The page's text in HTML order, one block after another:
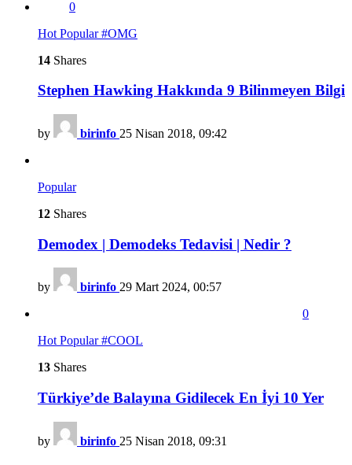
0
Hot Popular#OMG
14 Shares
Stephen Hawking Hakkında 9 Bilinmeyen Bilgi
by birinfo 25 Nisan 2018, 09:42
Popular
12 Shares
Demodex | Demodeks Tedavisi | Nedir ?
by birinfo 29 Mart 2024, 00:57
0
HotPopular#COOL
13 Shares
Türkiye’de Balayına Gidilecek En İyi 10 Yer
by birinfo 25 Nisan 2018, 09:31